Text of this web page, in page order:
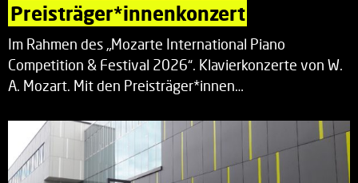
Preisträger*innenkonzert
Im Rahmen des „Mozarte International Piano
Competition & Festival 2026“. Klavierkonzerte von W.
A. Mozart. Mit den Preisträger*innen…